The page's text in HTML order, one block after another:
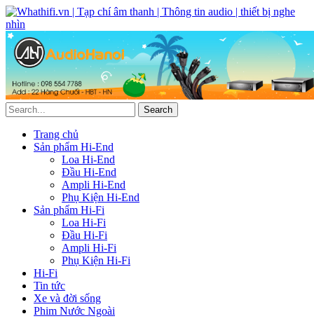
Trang chủ
Sản phẩm Hi-End
Loa Hi-End
Đầu Hi-End
Ampli Hi-End
Phụ Kiện Hi-End
Sản phẩm Hi-Fi
Loa Hi-Fi
Đầu Hi-Fi
Ampli Hi-Fi
Phụ Kiện Hi-Fi
Hi-Fi
Tin tức
Xe và đời sống
Phim Nước Ngoài